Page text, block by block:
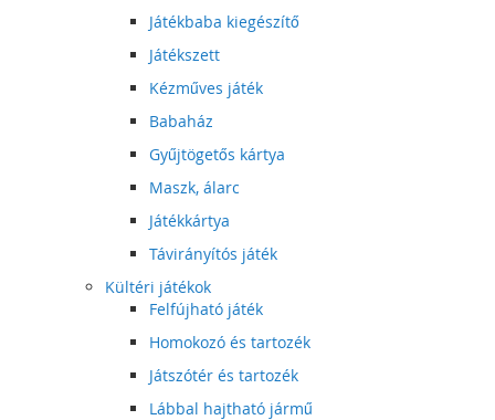
Játékbaba kiegészítő
Játékszett
Kézműves játék
Babaház
Gyűjtögetős kártya
Maszk, álarc
Játékkártya
Távirányítós játék
Kültéri játékok
Felfújható játék
Homokozó és tartozék
Játszótér és tartozék
Lábbal hajtható jármű